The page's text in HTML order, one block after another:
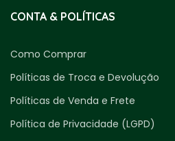
CONTA & POLÍTICAS
Como Comprar
Políticas de Troca e Devolução
Políticas de Venda e Frete
Política de Privacidade (LGPD)